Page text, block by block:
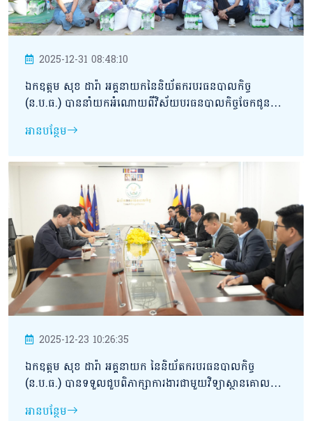
2025-12-31 08:48:10
ឯកឧត្តម សុខ ដារ៉ា អគ្គនាយកនៃនិយ័តករបរធនបាលកិច្ច
(ន.ប.ធ.) បាននាំយកអំណោយពីវិស័យបរធនបាលកិច្ចចែកជូនបង
ប្អូនប្រជាពលរដ្ឋខ្មែរភៀសសឹកដែលកំពុងស្នាក់នៅបណ្តោះអាសន្ន
នៅទីតាំងសុវត្ថិភាពក្នុងភូមិសាស្រ្តខេត្តសៀមរាប។
អានបន្ថែម
2025-12-23 10:26:35
ឯកឧត្ដម សុខ ដារ៉ា អគ្គនាយក នៃនិយ័តករបរធនបាលកិច្ច
(ន.ប.ធ.) បានទទួលជួបពិភាក្សាការងារជាមួយវិទ្យាស្ថានគោល
នយោបាយវិទ្យាសាស្ត្រ និងបច្ចេកវិទ្យា (Science and
Techonology Policy Institution- STEPI) មកពី
អានបន្ថែម